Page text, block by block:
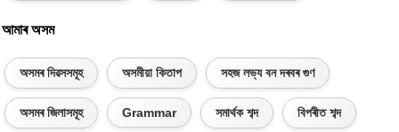
আমাৰ অসম
অসমৰ দিৱসসমূহ অসমীয়া কিতাপ সহজ লভ্য বন দৰবৰ গুণ
অসমৰ জিলাসমূহ Grammar সমাৰ্থক শব্দ বিপৰীত শব্দ